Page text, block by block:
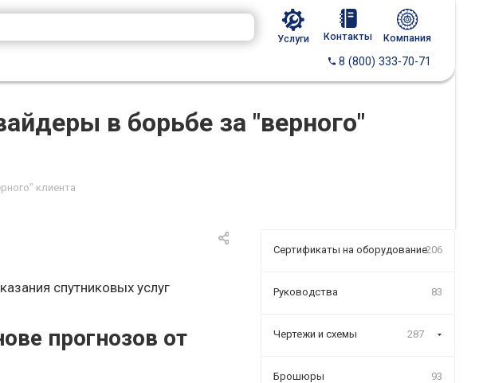
Услуги Контакты Компания
8 (800) 333-70-71
в борьбе за "верного"
клиента
спутниковых услуг
прогнозов от
Сертификаты на оборудование206
Руководства 83
Чертежи и схемы 287
Брошюры 93